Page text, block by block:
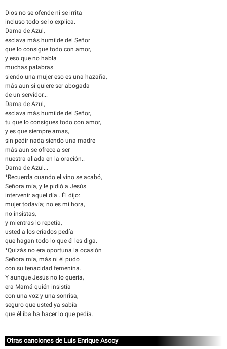
Dios no se ofende ni se irrita
incluso todo se lo explica.
Dama de Azul,
esclava más humilde del Señor
que lo consigue todo con amor,
y eso que no habla
muchas palabras
siendo una mujer eso es una hazaña,
más aun si quiere ser abogada
de un servidor...
Dama de Azul,
esclava más humilde del Señor,
tu que lo consigues todo con amor,
y es que siempre amas,
sin pedir nada siendo una madre
más aun se ofrece a ser
nuestra aliada en la oración..
Dama de Azul...
*Recuerda cuando el vino se acabó,
Señora mía, y le pidió a Jesús
intervenir aquel día...Él dijo:
mujer todavía; no es mi hora,
no insistas,
y mientras lo repetía,
usted a los criados pedía
que hagan todo lo que él les diga.
*Quizás no era oportuna la ocasión
Señora mía, más ni él pudo
con su tenacidad femenina.
Y aunque Jesús no lo quería,
era Mamá quién insistía
con una voz y una sonrisa,
seguro que usted ya sabía
que él iba ha hacer lo que pedía.
Otras canciones de Luis Enrique Ascoy